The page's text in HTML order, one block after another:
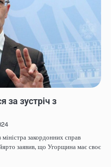
за зустріч з
закордонних справ
заявив, що Угорщина має своє